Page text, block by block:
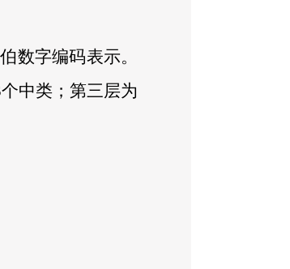
数字编码表示。
个中类；第三层为